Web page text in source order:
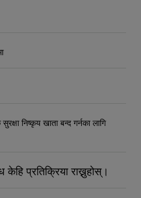
निष्कृय खाता बन्द गर्नका लागि
प्रतिक्रिया राख्नुहोस्।